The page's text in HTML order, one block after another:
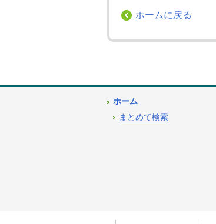
ホームに戻る
ホーム
まとめて検索